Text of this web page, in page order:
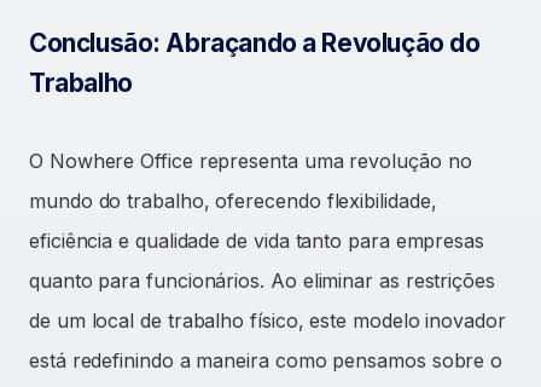
Conclusão: Abraçando a Revolução do
Trabalho
O Nowhere Office representa uma revolução no
mundo do trabalho, oferecendo flexibilidade,
eficiência e qualidade de vida tanto para empresas
quanto para funcionários. Ao eliminar as restrições
de um local de trabalho físico, este modelo inovador
está redefinindo a maneira como pensamos sobre o